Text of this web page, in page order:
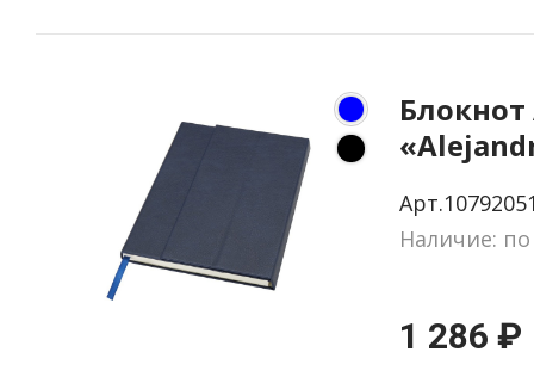
Блокнот
Наличие:
1 286 ₽